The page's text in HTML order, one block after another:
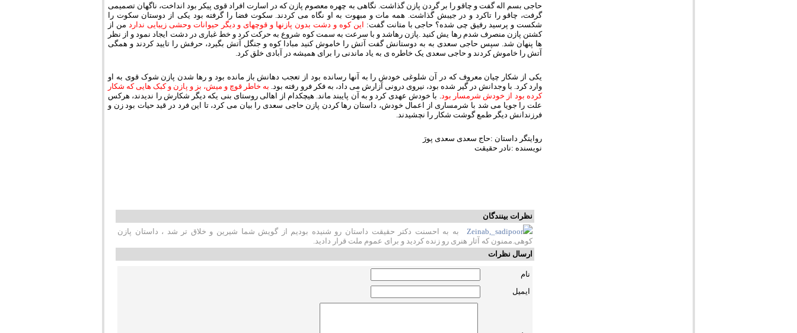
حاجی بسم اله گفت و چاقو را بر گردن پازن گذاشت. نگاهی به چهره معصوم پازن که در اسارت افراد قوی پیکر بود انداخت، ناگهان تصمیمی
گرفت، چاقو را تاکرد و در جیبش گذاشت. همه مات و مبهوت به او نگاه می کردند. سکوت فضا را گرفته بود یکی از دوستان سکوت را
شکست و پرسید رفیق چی شده؟ حاجی با متانت گفت: این کوه و دشت بدون پازنها و قوچهای و دیگر حیوانات وحشی زیبایی ندارد من از
کشتن پازن منصرف شدم رها یش کنید .پازن رهاشد و با سرعت به سمت کوه شروع به حرکت کرد و خط غباری در دشت ایجاد نمود و از نظر
ها پنهان شد. سپس حاجی سعدی به به دوستانش گفت آتش را خاموش کنید مبادا کوه و جنگل آتش بگیرد، حرفش را تایید کردند و همگی
آتش را خاموش کردند و حاجی سعدی یک خاطره ی به یاد ماندنی را برای همیشه در آبادی خلق کرد.
یکی از شکار چیان معروف که در آن شلوغی خودش را به آنها رسانده بود از تعجب دهانش باز مانده بود و رها شدن پازن شوک قوی به او
وارد کرد. با وجدانش در گیر شده بود، نیروی درونی آزارش می داد، به فکر فرو رفته بود. به خاطر قوچ و میش، بز و پازن و کبک هایی که شکار
کرده بود از خودش شرمسار بود
. با خودش عهدی کرد و به آن پایبند ماند. هیچکدام از اهالی روستای بنی یکه دیگر شکارش را ندیدند، هرکس
علت را جویا می شد با شرمساری از اعمال خودش، داستان رها کردن پازن حاجی سعدی را بیان می کرد، تا این فرد در قید حیات بود زن و
فرزندانش دیگر طمع گوشت شکار را نچشیدند.
روایتگر داستان :حاج سعدی سعدی پورَ
نویسنده :نادر حقیقت
نظرات بینندگان
Zeinab,_sadipoor
به به احسنت دکتر حقیقت داستان رو شنیده بودیم از گویش شما شیرین و خلاق تر شد ، داستان پازن
کوهی.ممنون که آثار هنری رو زنده کردید و برای عموم ملت قرار دادید.
ارسال نظرات
نام
ایمیل